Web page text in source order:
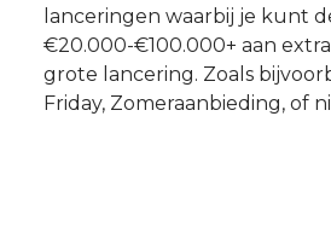
lanceringen waarbij je kunt
€20.000-€100.000+ aan
grote lancering. Zoals
Friday, Zomeraanbieding, of